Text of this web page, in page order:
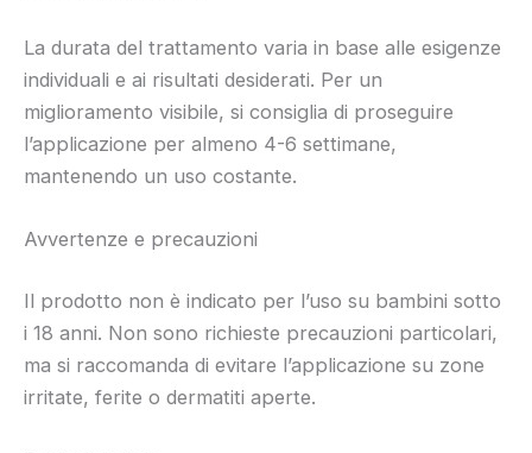
La durata del trattamento varia in base alle esigenze
individuali e ai risultati desiderati. Per un
miglioramento visibile, si consiglia di proseguire
l’applicazione per almeno 4-6 settimane,
mantenendo un uso costante.
Avvertenze e precauzioni
Il prodotto non è indicato per l’uso su bambini sotto
i 18 anni. Non sono richieste precauzioni particolari,
ma si raccomanda di evitare l’applicazione su zone
irritate, ferite o dermatiti aperte.